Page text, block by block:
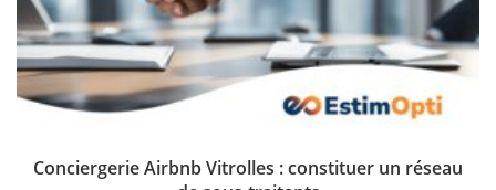
Conciergerie Airbnb Vitrolles : constituer un réseau